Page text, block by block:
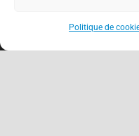
Politique de